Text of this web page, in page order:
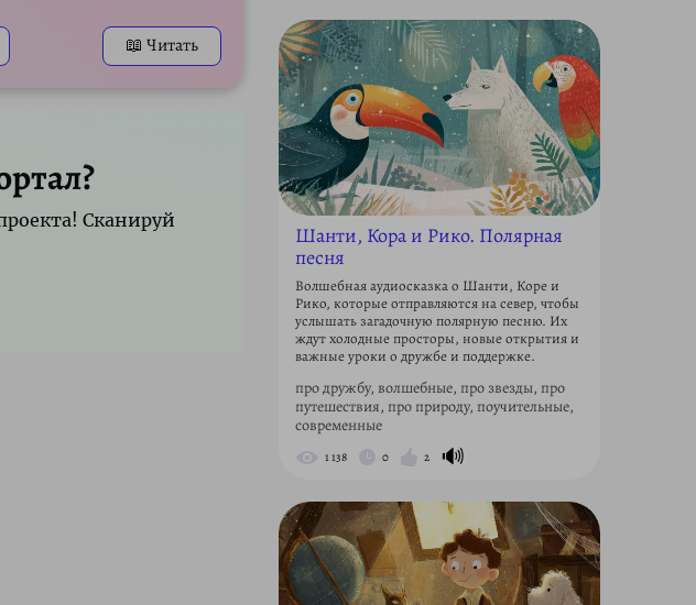
📖 Читать
Сканируй
Шанти, Кора и Рико. Полярная
песня
Волшебная аудиосказка о Шанти, Коре и
Рико, которые отправляются на север, чтобы
услышать загадочную полярную песню. Их
ждут холодные просторы, новые открытия и
важные уроки о дружбе и поддержке.
про дружбу, волшебные, про звезды, про
путешествия, про природу, поучительные,
современные
1 138 0 2 🔊